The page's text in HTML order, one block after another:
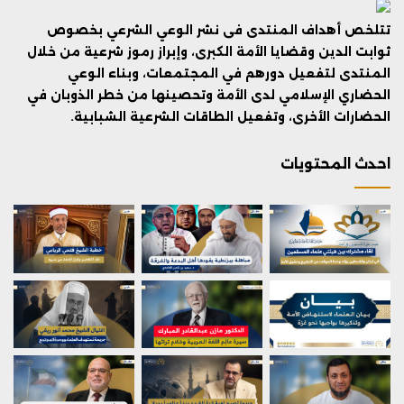
تتلخص أهداف المنتدى فى نشر الوعي الشرعي بخصوص
ثوابت الدين وقضايا الأمة الكبرى، وإبراز رموز شرعية من خلال
المنتدى لتفعيل دورهم في المجتمعات، وبناء الوعي
الحضاري الإسلامي لدى الأمة وتحصينها من خطر الذوبان في
الحضارات الأخرى، وتفعيل الطاقات الشرعية الشبابية.
احدث المحتويات